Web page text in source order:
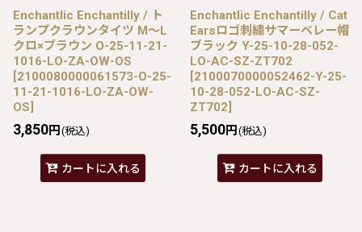
Enchantlic Enchantilly / ト
ランプクラウンタイツ M〜L
クロ×ブラウン O-25-11-21-
1016-LO-ZA-OW-OS
[2100080000061573-O-25-
11-21-1016-LO-ZA-OW-
OS]
3,850円 (税込)
カートに入れる
Enchantlic Enchantilly / Cat
Earsロゴ刺繍サマーベレー帽
ブラック Y-25-10-28-052-
LO-AC-SZ-ZT702
[2100070000052462-Y-25-
10-28-052-LO-AC-SZ-
ZT702]
5,500円 (税込)
カートに入れる